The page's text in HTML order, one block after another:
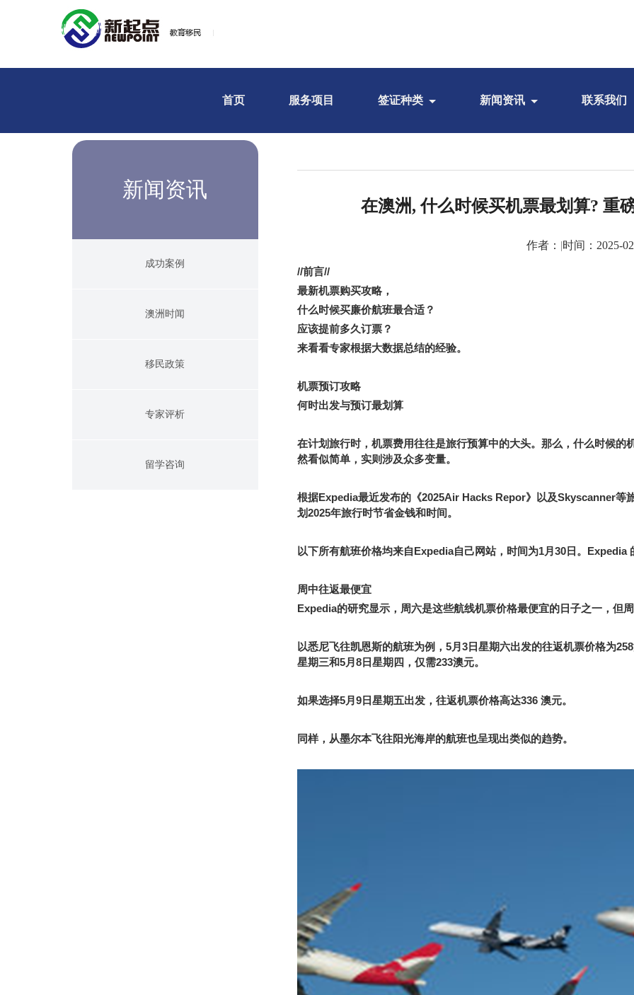
首页 服务项目 签证种类 新闻资讯 联系我们
新闻资讯
成功案例
澳洲时闻
移民政策
专家评析
留学咨询
在澳洲, 什么时候买机票最划算? 重
作者： |时间：2025-
//前言//
最新机票购买攻略，
什么时候买廉价航班最合适？
应该提前多久订票？
来看看专家根据大数据总结的经验。
机票预订攻略
何时出发与预订最划算
在计划旅行时，机票费用往往是旅行预算中的大头。那么，什么时候的
然看似简单，实则涉及众多变量。
根据Expedia最近发布的《2025Air Hacks Repor》以及Skyscanner等
划2025年旅行时节省金钱和时间。
以下所有航班价格均来自Expedia自己网站，时间为1月 30日。 Expedia
周中往返最便宜
Expedia的研究显示，周六是这些航线机票价格最便宜的日子之一，但
以悉尼飞往凯恩斯的航班为例， 5月 3日星期六出发的往返机票价格为258
星期三和5月 8日星期四，仅需233澳元。
如果选择5月 9日星期五出发，往返机票价格高达336 澳元。
同样，从墨尔本飞往阳光海岸的航班也呈现出类似的趋势。